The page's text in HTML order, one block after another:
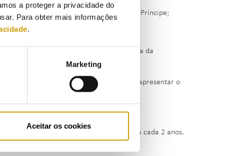
a proteger a privacidade do
Para obter mais informações
.
Marketing
Aceitar os cookies
Comércio e Investimentos de São Tomé e Príncipe;
Brasileiro de Infraestrutura (CBIE);
Agregação, da Faculdade de Economia da
o vencedor receberá um convite para apresentar o
no site daRELOP.
prevendo-se que a iniciativa decorra a cada 2 anos.